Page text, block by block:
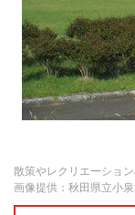
散策やレクリエーショ
画像提供：秋田県立小